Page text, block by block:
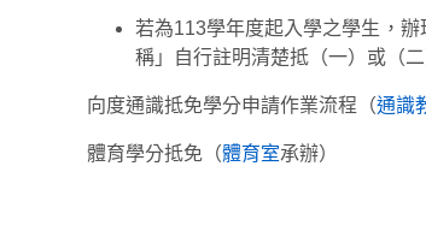
若為113學年度起入學之學生，
稱」自行註明清楚抵（一）或（二
向度通識抵免學分申請作業流程（通識
體育學分抵免（體育室承辦）